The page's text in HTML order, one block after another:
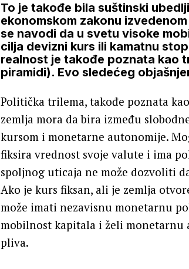
To je takođe bila suštinski
ekonomskom zakonu
se navodi da u svetu visoke
cilja devizni kurs ili kamatnu
realnost je takođe poznata kao
piramidi). Evo sledećeg
Politička trilema, takođe poznata
zemlja mora da bira između
kursom i monetarne autonomije.
fiksira vrednost svoje valute i ima
spoljnog uticaja ne može dozvoliti
Ako je kurs fiksan, ali je zemlja
može imati nezavisnu monetarnu
mobilnost kapitala i želi
pliva.